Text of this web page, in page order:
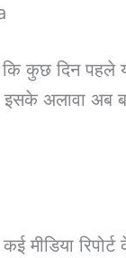
दिन पहले
अलावा अब